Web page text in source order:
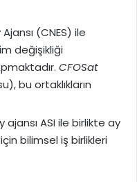
(CNES) ile
değişikliği
CFOSat
bu ortaklıkların
ajansı ASI ile birlikte ay
bilimsel iş birlikleri